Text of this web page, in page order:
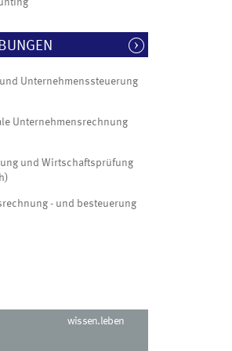
Unternehmenssteuerung
Unternehmensrechnung
und Wirtschaftsprüfung
- und besteuerung
wissen.leben